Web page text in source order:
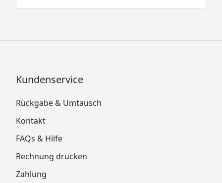
Kundenservice
Rückgabe & Umtausch
Kontakt
FAQs & Hilfe
Rechnung drucken
Zahlung